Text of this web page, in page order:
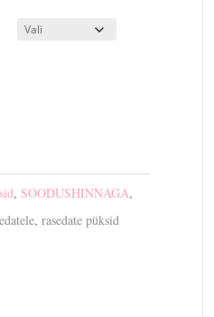
€39.00.
€25.00.
,SOODUSHINNAGA,
,rasedate püksid